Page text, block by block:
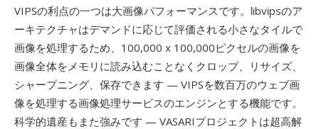
VIPSの利点の一つは大画像パフォーマンスです。libvipsのア
ーキテクチャはデマンドに応じて評価される小さなタイルで
画像を処理するため、100,000 x 100,000ピクセルの画像を
画像全体をメモリに読み込むことなくクロップ、リサイズ、
シャープニング、保存できます — VIPSを数百万のウェブ画
像を処理する画像処理サービスのエンジンとする機能です。
科学的遺産もまた強みです — VASARIプロジェクトは超高解